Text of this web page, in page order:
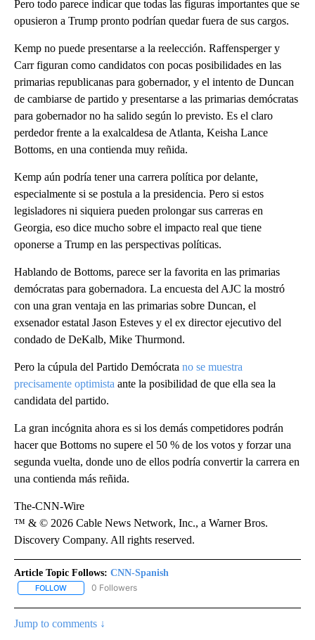
Pero todo parece indicar que todas las figuras importantes que se
opusieron a Trump pronto podrían quedar fuera de sus cargos.
Kemp no puede presentarse a la reelección. Raffensperger y
Carr figuran como candidatos con pocas posibilidades en las
primarias republicanas para gobernador, y el intento de Duncan
de cambiarse de partido y presentarse a las primarias demócratas
para gobernador no ha salido según lo previsto. Es el claro
perdedor frente a la exalcaldesa de Atlanta, Keisha Lance
Bottoms, en una contienda muy reñida.
Kemp aún podría tener una carrera política por delante,
especialmente si se postula a la presidencia. Pero si estos
legisladores ni siquiera pueden prolongar sus carreras en
Georgia, eso dice mucho sobre el impacto real que tiene
oponerse a Trump en las perspectivas políticas.
Hablando de Bottoms, parece ser la favorita en las primarias
demócratas para gobernadora. La encuesta del AJC la mostró
con una gran ventaja en las primarias sobre Duncan, el
exsenador estatal Jason Esteves y el ex director ejecutivo del
condado de DeKalb, Mike Thurmond.
Pero la cúpula del Partido Demócrata no se muestra
precisamente optimista ante la posibilidad de que ella sea la
candidata del partido.
La gran incógnita ahora es si los demás competidores podrán
hacer que Bottoms no supere el 50 % de los votos y forzar una
segunda vuelta, donde uno de ellos podría convertir la carrera en
una contienda más reñida.
The-CNN-Wire
™ & © 2026 Cable News Network, Inc., a Warner Bros.
Discovery Company. All rights reserved.
Article Topic Follows: CNN-Spanish
FOLLOW FOLLOW "CNN-SPANISH" TO RECEIVE NOTIFICATIONS ABOUT
0 Followers
Jump to comments ↓